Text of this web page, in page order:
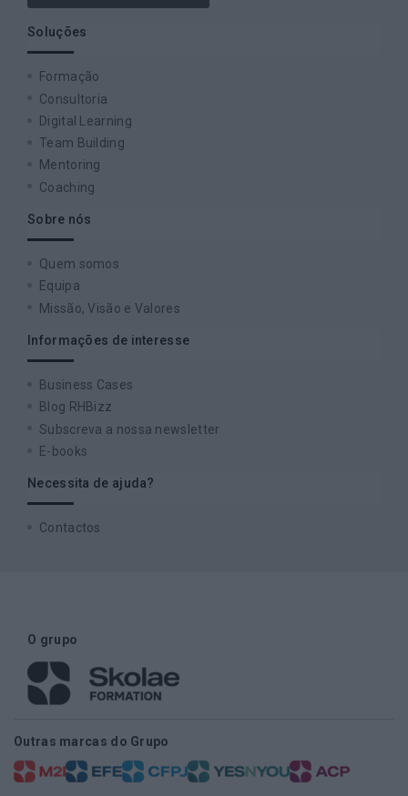
Soluções
Formação
Consultoria
Digital Learning
Team Building
Mentoring
Coaching
Sobre nós
Quem somos
Equipa
Missão, Visão e Valores
Informações de interesse
Business Cases
Blog RHBizz
Subscreva a nossa newsletter
E-books
Necessita de ajuda?
Contactos
O grupo
Outras marcas do Grupo